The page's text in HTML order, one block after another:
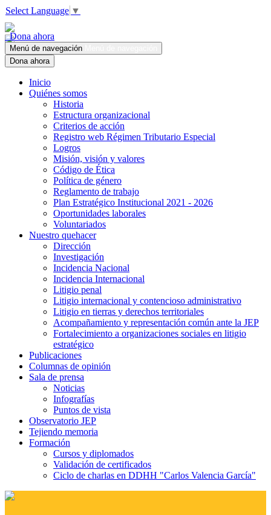
Select Language ▼
Dona ahora
Menú de navegación
Dona ahora
Inicio
Quiénes somos
Historia
Estructura organizacional
Criterios de acción
Registro web Régimen Tributario Especial
Logros
Misión, visión y valores
Código de Ética
Política de género
Reglamento de trabajo
Plan Estratégico Institucional 2021 - 2026
Oportunidades laborales
Voluntariados
Nuestro quehacer
Dirección
Investigación
Incidencia Nacional
Incidencia Internacional
Litigio penal
Litigio internacional y contencioso administrativo
Litigio en tierras y derechos territoriales
Acompañamiento y representación común ante la JEP
Fortalecimiento a organizaciones sociales en litigio
estratégico
Publicaciones
Columnas de opinión
Sala de prensa
Noticias
Infografías
Puntos de vista
Observatorio JEP
Tejiendo memoria
Formación
Cursos y diplomados
Validación de certificados
Ciclo de charlas en DDHH "Carlos Valencia García"